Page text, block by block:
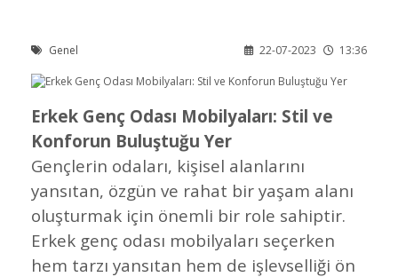
Genel 22-07-2023 13:36
Erkek Genç Odası Mobilyaları: Stil ve
Konforun Buluştuğu Yer
Gençlerin odaları, kişisel alanlarını
yansıtan, özgün ve rahat bir yaşam alanı
oluşturmak için önemli bir role sahiptir.
Erkek genç odası mobilyaları seçerken
hem tarzı yansıtan hem de işlevselliği ön